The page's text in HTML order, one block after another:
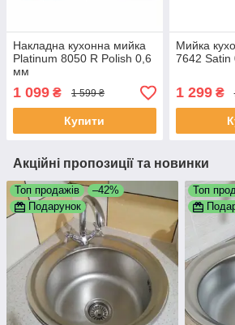
Накладна кухонна мийка
Platinum 8050 R Polish 0,6
мм
1 099 ₴ 1 599 ₴
Купити
Мийка
7642
1 299₴
Акційні пропозиції та новинки
Топ продажів
–42%
Подарунок
Топ